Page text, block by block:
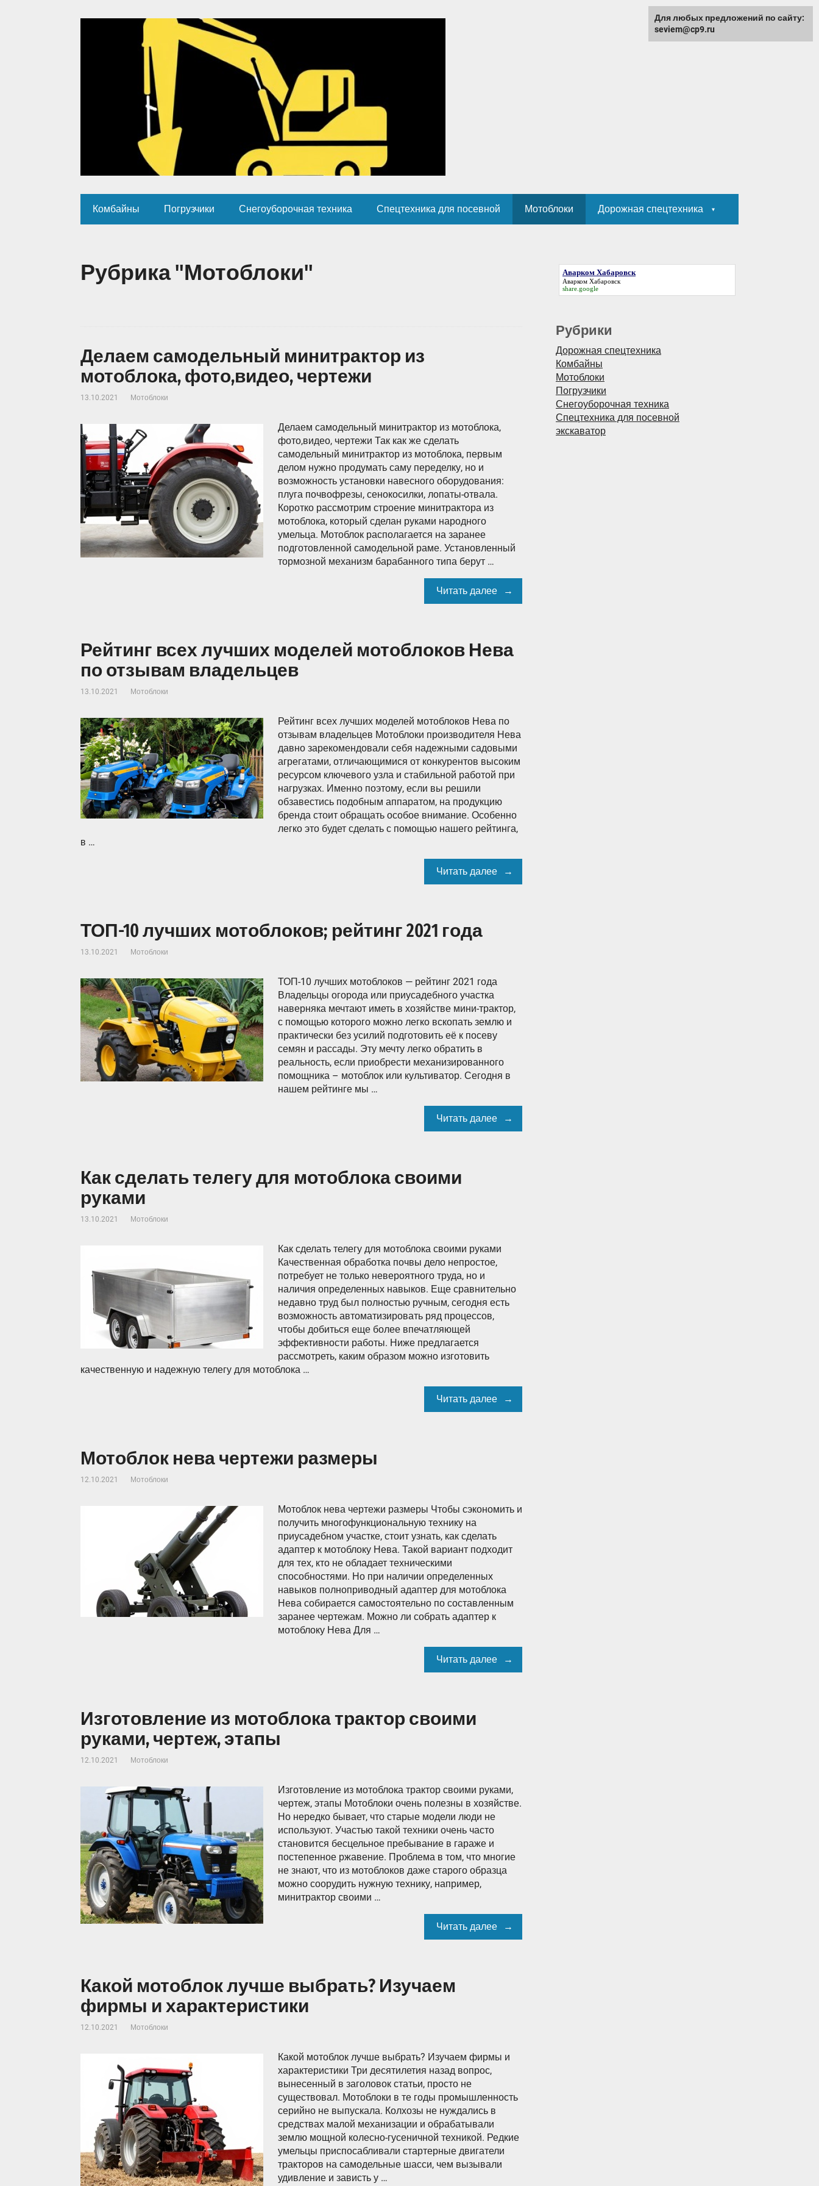
Комбайны Погрузчики Снегоуборочная техника Спецтехника для посевной Мотоблоки Дорожная спецтехника
Рубрика "Мотоблоки"
Делаем самодельный минитрактор из
мотоблока, фото,видео, чертежи
13.10.2021 Мотоблоки
Делаем самодельный минитрактор из мотоблока,
фото,видео, чертежи Так как же сделать
самодельный минитрактор из мотоблока, первым
делом нужно продумать саму переделку, но и
возможность установки навесного оборудования:
плуга почвофрезы, сенокосилки, лопаты-отвала.
Коротко рассмотрим строение минитрактора из
мотоблока, который сделан руками народного
умельца. Мотоблок располагается на заранее
подготовленной самодельной раме. Установленный
тормозной механизм барабанного типа берут …
Читать далее
Рейтинг всех лучших моделей мотоблоков Нева
по отзывам владельцев
13.10.2021 Мотоблоки
Рейтинг всех лучших моделей мотоблоков Нева по
отзывам владельцев Мотоблоки производителя Нева
давно зарекомендовали себя надежными садовыми
агрегатами, отличающимися от конкурентов высоким
ресурсом ключевого узла и стабильной работой при
нагрузках. Именно поэтому, если вы решили
обзавестись подобным аппаратом, на продукцию
бренда стоит обращать особое внимание. Особенно
легко это будет сделать с помощью нашего рейтинга,
в …
Читать далее
ТОП-10 лучших мотоблоков; рейтинг 2021 года
13.10.2021 Мотоблоки
ТОП-10 лучших мотоблоков — рейтинг 2021 года
Владельцы огорода или приусадебного участка
наверняка мечтают иметь в хозяйстве мини-трактор,
с помощью которого можно легко вскопать землю и
практически без усилий подготовить её к посеву
семян и рассады. Эту мечту легко обратить в
реальность, если приобрести механизированного
помощника – мотоблок или культиватор. Сегодня в
нашем рейтинге мы …
Читать далее
Как сделать телегу для мотоблока своими
руками
13.10.2021 Мотоблоки
Как сделать телегу для мотоблока своими руками
Качественная обработка почвы дело непростое,
потребует не только невероятного труда, но и
наличия определенных навыков. Еще сравнительно
недавно труд был полностью ручным, сегодня есть
возможность автоматизировать ряд процессов,
чтобы добиться еще более впечатляющей
эффективности работы. Ниже предлагается
рассмотреть, каким образом можно изготовить
качественную и надежную телегу для мотоблока …
Читать далее
Мотоблок нева чертежи размеры
12.10.2021 Мотоблоки
Мотоблок нева чертежи размеры Чтобы сэкономить и
получить многофункциональную технику на
приусадебном участке, стоит узнать, как сделать
адаптер к мотоблоку Нева. Такой вариант подходит
для тех, кто не обладает техническими
способностями. Но при наличии определенных
навыков полноприводный адаптер для мотоблока
Нева собирается самостоятельно по составленным
заранее чертежам. Можно ли собрать адаптер к
мотоблоку Нева Для …
Читать далее
Изготовление из мотоблока трактор своими
руками, чертеж, этапы
12.10.2021 Мотоблоки
Изготовление из мотоблока трактор своими руками,
чертеж, этапы Мотоблоки очень полезны в хозяйстве.
Но нередко бывает, что старые модели люди не
используют. Участью такой техники очень часто
становится бесцельное пребывание в гараже и
постепенное ржавение. Проблема в том, что многие
не знают, что из мотоблоков даже старого образца
можно соорудить нужную технику, например,
минитрактор своими …
Читать далее
Какой мотоблок лучше выбрать? Изучаем
фирмы и характеристики
12.10.2021 Мотоблоки
Какой мотоблок лучше выбрать? Изучаем фирмы и
характеристики Три десятилетия назад вопрос,
вынесенный в заголовок статьи, просто не
существовал. Мотоблоки в те годы промышленность
серийно не выпускала. Колхозы не нуждались в
средствах малой механизации и обрабатывали
землю мощной колесно-гусеничной техникой. Редкие
умельцы приспосабливали стартерные двигатели
тракторов на самодельные шасси, чем вызывали
удивление и зависть у …
Аварком Хабаровск
Аварком Хабаровск
share.google
Рубрики
Дорожная спецтехника
Комбайны
Мотоблоки
Погрузчики
Снегоуборочная техника
Спецтехника для посевной
экскаватор
Для любых предложений по сайту:
seviem@cp9.ru